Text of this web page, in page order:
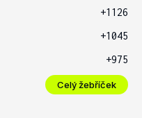
+1126
+1045
+975
Celý žebříček